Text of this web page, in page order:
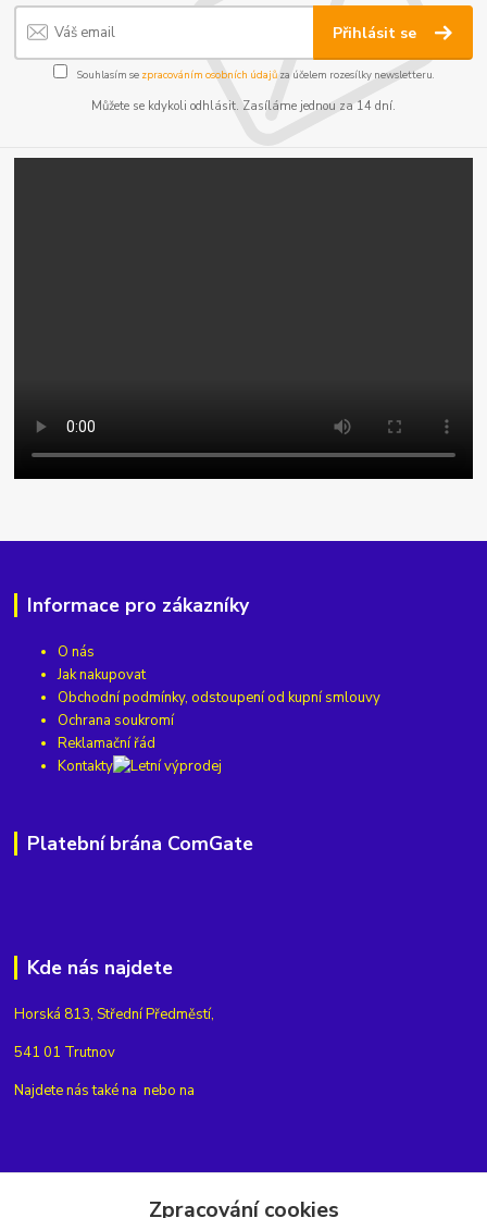
Přihlásit se
Souhlasím se zpracováním osobních údajůza účelem rozesílky newsletteru.
Můžete se kdykoli odhlásit. Zasíláme jednou za 14 dní.
Informace pro zákazníky
O nás
Jak nakupovat
Obchodní podmínky, odstoupení od kupní smlouvy
Ochrana soukromí
Reklamační řád
Kontakty
Platební brána ComGate
Kde nás najdete
Horská 813, Střední Předměstí,
541 01 Trutnov
Najdete nás také na nebo na
Zpracování cookies